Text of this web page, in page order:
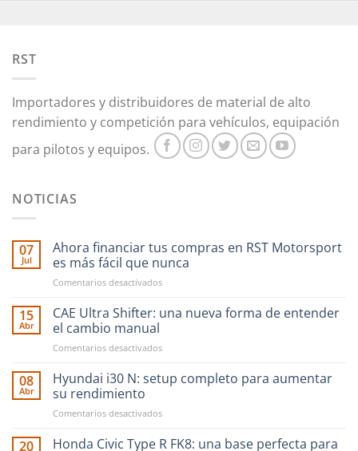
RST
Importadores y distribuidores de material de alto
rendimiento y competición para vehículos, equipación
para pilotos y equipos.
NOTICIAS
07
Jul
Ahora financiar tus compras en RST Motorsport
es más fácil que nunca
Comentarios desactivadosen
financiar
en
Motorsport
fácil
nunca
15
Abr
CAE Ultra Shifter: una nueva forma de entender
el cambio manual
Comentarios desactivadosen
Ultra
Shifter:
nueva
de
08
Abr
Hyundai i30 N: setup completo para aumentar
su rendimiento
Comentarios desactivadosen
i30
20
Honda Civic Type R FK8: una base perfecta para